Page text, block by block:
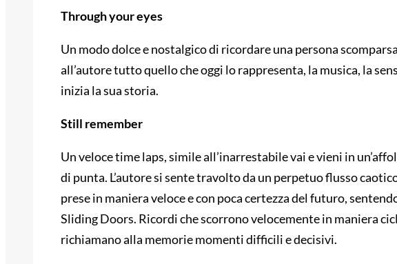
Through your eyes
Un modo dolce e nostalgico di ricordare una persona
all’autore tutto quello che oggi lo rappresenta, la musica, la
inizia la sua storia.
Still remember
Un veloce time laps, simile all’inarrestabile vai e vieni in
di punta. L’autore si sente travolto da un perpetuo flusso
prese in maniera veloce e con poca certezza del futuro,
Sliding Doors. Ricordi che scorrono velocemente in maniera
richiamano alla memorie momenti difficili e decisivi.